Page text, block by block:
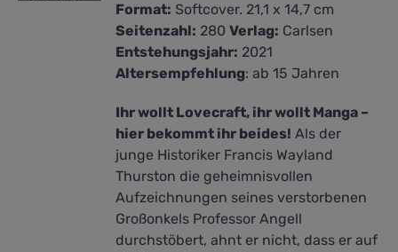
Format: Softcover. 21,1 x 14,7 cm
Seitenzahl: 280Verlag: Carlsen
Entstehungsjahr: 2021
Altersempfehlung: ab 15 Jahren
Ihr wollt Lovecraft, ihr wollt Manga –
hier bekommt ihr beides! Als der
junge Historiker Francis Wayland
Thurston die geheimnisvollen
Aufzeichnungen seines verstorbenen
Großonkels Professor Angell
durchstöbert, ahnt er nicht, dass er auf